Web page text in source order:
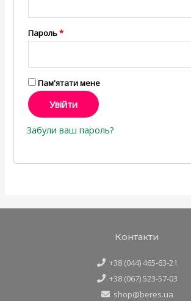
Пароль*
Пам'ятати мене
Увійти
Забули ваш пароль?
Контакти
+38 (044) 465-63-21
+38 (067) 523-57-03
shop@beres.ua